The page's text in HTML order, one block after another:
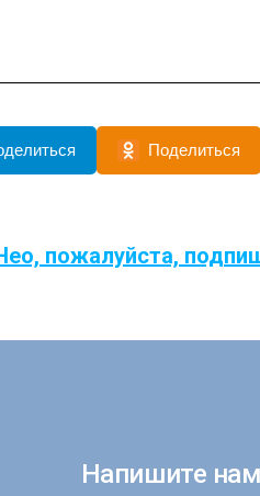
Поделиться
пожалуйста,
Напишите